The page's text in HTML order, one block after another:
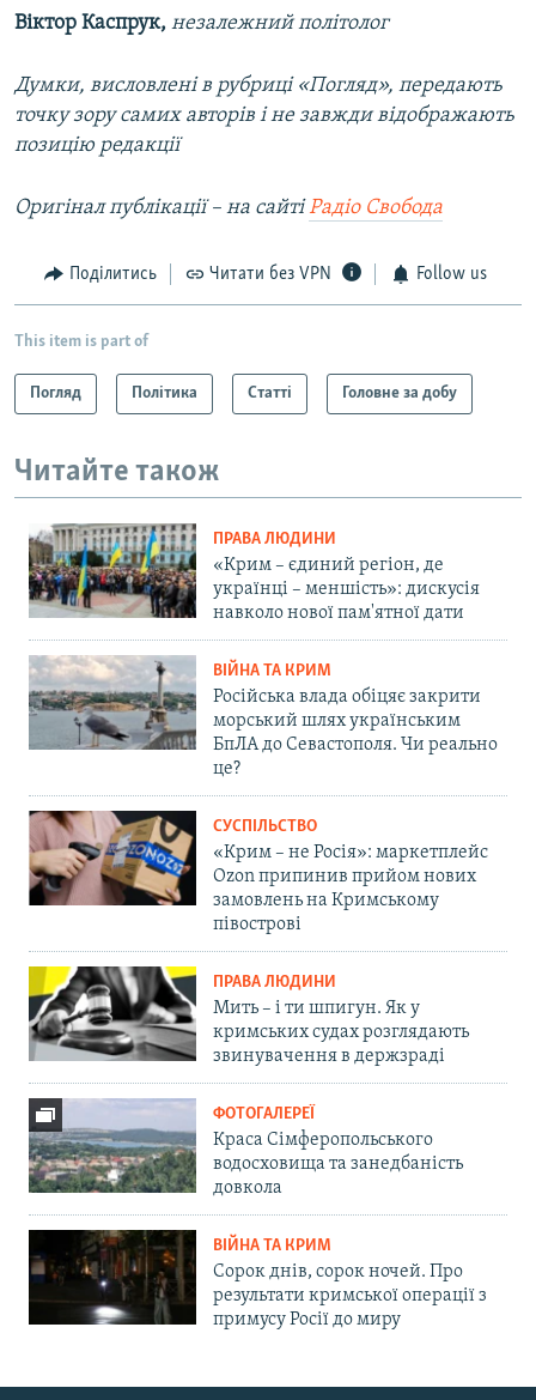
Віктор Каспрук, незалежний політолог
Думки, висловлені в рубриці «Погляд», передають
точку зору самих авторів і не завжди відображають
позицію редакції
Оригінал публікації – на сайтіРадіо Свобода
Поділитись Читати без VPN Follow us
This item is part of
Погляд Політика Статті Головне за добу
Читайте також
ПРАВА ЛЮДИНИ
«Крим – єдиний регіон, де
українці – меншість»: дискусія
навколо нової пам'ятної дати
ВІЙНА ТА КРИМ
Російська влада обіцяє закрити
морський шлях українським
БпЛА до Севастополя. Чи реально
це?
СУСПІЛЬСТВО
«Крим – не Росія»: маркетплейс
Ozon припинив прийом нових
замовлень на Кримському
півострові
ПРАВА ЛЮДИНИ
Мить – і ти шпигун. Як у
кримських судах розглядають
звинувачення в держзраді
ФОТОГАЛЕРЕЇ
Краса Сімферопольського
водосховища та занедбаність
довкола
ВІЙНА ТА КРИМ
Сорок днів, сорок ночей. Про
результати кримської операції з
примусу Росії до миру